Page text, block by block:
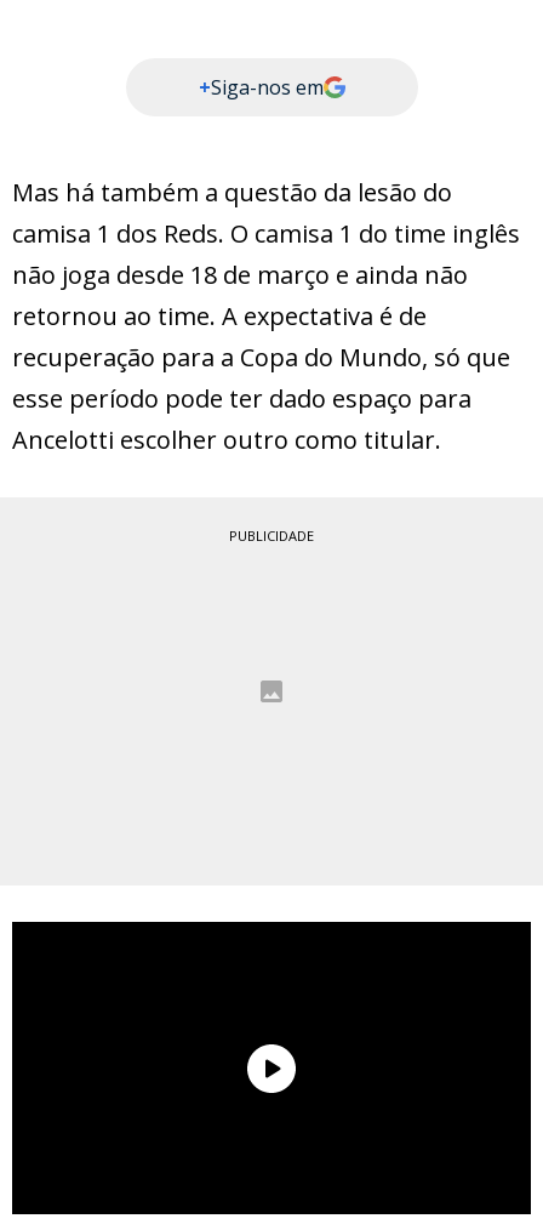
+Siga-nos em
Mas há também a questão da lesão do
camisa 1 dos Reds. O camisa 1 do time inglês
não joga desde 18 de março e ainda não
retornou ao time. A expectativa é de
recuperação para a Copa do Mundo, só que
esse período pode ter dado espaço para
Ancelotti escolher outro como titular.
PUBLICIDADE